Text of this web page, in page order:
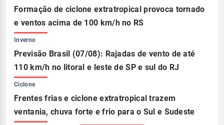
Formação de ciclone extratropical provoca tornado
e ventos acima de 100 km/h no RS
Inverno
Previsão Brasil (07/08): Rajadas de vento de até
110 km/h no litoral e leste de SP e sul do RJ
Ciclone
Frentes frias e ciclone extratropical trazem
ventania, chuva forte e frio para o Sul e Sudeste